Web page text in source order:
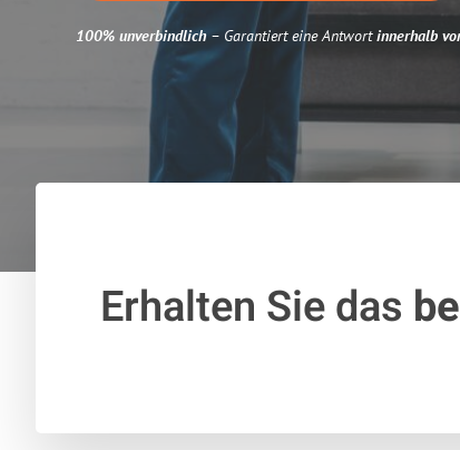
100% unverbindlich– Garantiert eine Antwortinnerhalb
Erhalten Sie das